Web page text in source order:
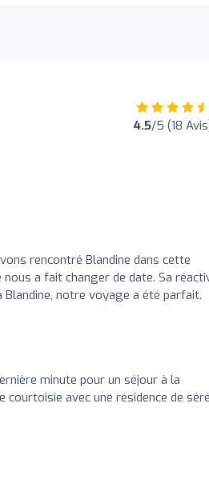
4.5/5 (18
rencontré Blandine dans cette
a fait changer de date. Sa
notre voyage a été parfait.
minute pour un séjour à la
courtoisie avec une résidence de